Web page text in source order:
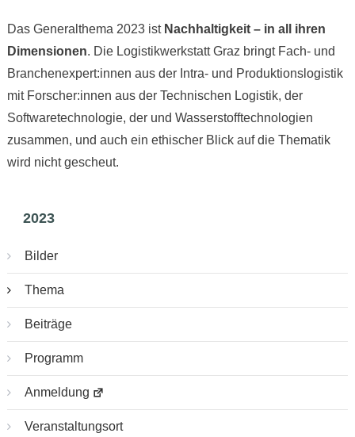
Das Generalthema 2023 ist Nachhaltigkeit – in all ihren
Dimensionen. Die Logistikwerkstatt Graz bringt Fach- und
Branchenexpert:innen aus der Intra- und Produktionslogistik
mit Forscher:innen aus der Technischen Logistik, der
Softwaretechnologie, der und Wasserstofftechnologien
zusammen, und auch ein ethischer Blick auf die Thematik
wird nicht gescheut.
2023
Bilder
Thema
Beiträge
Programm
Anmeldung
Veranstaltungsort